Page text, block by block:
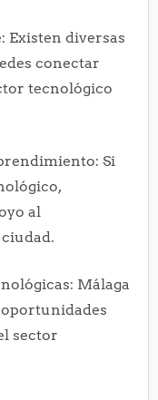
Existen diversas
conectar
tecnológico
Si
al
Málaga
sector